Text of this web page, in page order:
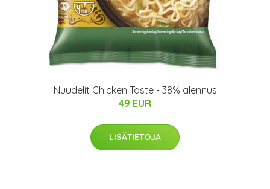
Nuudelit Chicken Taste - 38% alennus
49 EUR
LISÄTIETOJA